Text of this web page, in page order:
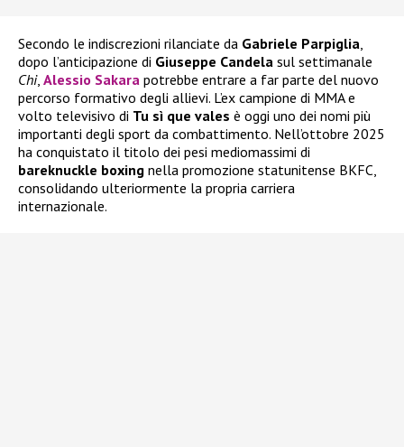
Secondo le indiscrezioni rilanciate da Gabriele Parpiglia,
dopo l’anticipazione di Giuseppe Candela sul settimanale
Chi, Alessio Sakara potrebbe entrare a far parte del nuovo
percorso formativo degli allievi. L’ex campione di MMA e
volto televisivo di Tu sì que vales è oggi uno dei nomi più
importanti degli sport da combattimento. Nell’ottobre 2025
ha conquistato il titolo dei pesi mediomassimi di
bareknuckle boxing nella promozione statunitense BKFC,
consolidando ulteriormente la propria carriera
internazionale.